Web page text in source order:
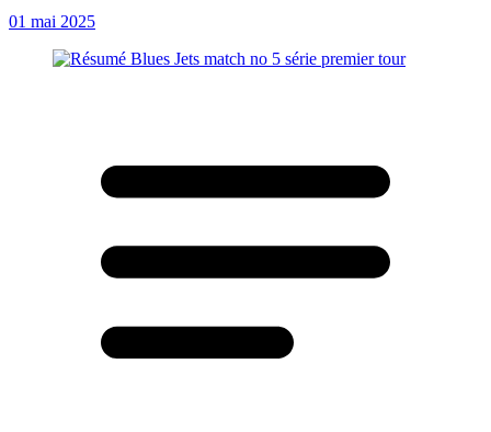
01 mai 2025